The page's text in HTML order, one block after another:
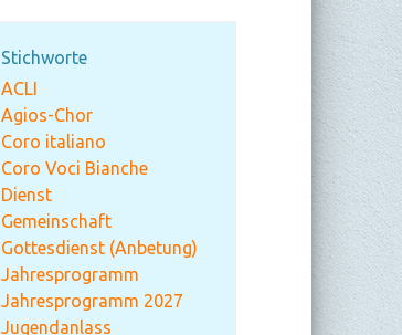
Stichworte
ACLI
Agios-Chor
Coro italiano
Coro Voci Bianche
Dienst
Gemeinschaft
Gottesdienst (Anbetung)
Jahresprogramm
Jahresprogramm 2027
Jugendanlass